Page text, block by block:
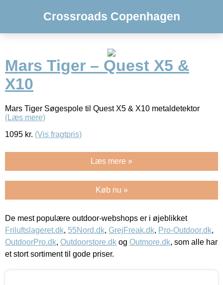
Crossroads Copenhagen
Mars Tiger – Quest X5 &
X10
Mars Tiger Søgespole til Quest X5 & X10 metaldetektor
(Læs mere)
1095 kr. (Vis fragtpris)
Læs mere »
Køb nu »
De mest populære outdoor-webshops er i øjeblikket
Friluftslageret.dk, 55Nord.dk, GrejFreak.dk, Pro-Outdoor.dk,
OutdoorPro.dk, Outdoorstore.dk og Outmore.dk, som alle har
et stort sortiment til gode priser.